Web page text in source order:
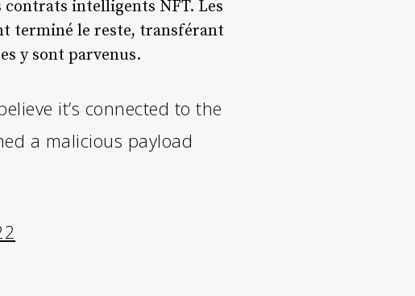
intelligents NFT. Les
terminé le reste, transférant
y sont parvenus.
it’s connected to the
a malicious payload